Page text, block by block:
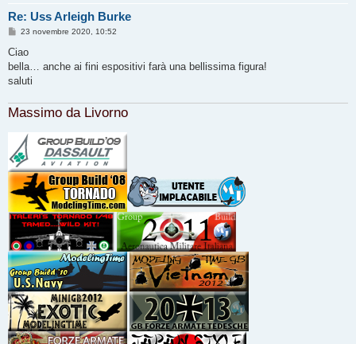
Re: Uss Arleigh Burke
M
s
a
g
o
23 novembre 2020, 10:52
Ciao
bella… anche ai fini espositivi farà una bellissima figura!
saluti
Massimo da Livorno